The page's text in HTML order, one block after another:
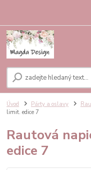
Úvod Párty a oslavy
limit. edice 7
Rautová
edice 7